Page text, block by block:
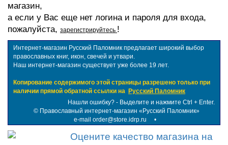
магазин,
а если у Вас еще нет логина и пароля для входа,
пожалуйста, зарегистрируйтесь !
Интернет-магазин Русский Паломник предлагает широкий выбор
православных книг, икон, свечей и утвари.
Наш интернет-магазин существует уже более 19 лет.
Копирование содержимого этой страницы разрешено только при
наличии прямой обратной ссылки на Русский Паломник
Нашли ошибку? - Выделите и нажмите Ctrl + Enter.
© Православный интернет-магазин «Русский Паломник»
e-mail order@store.idrp.ru •